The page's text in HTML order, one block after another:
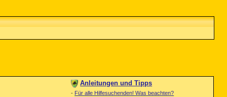
Anleitungen und Tipps
- Für alle Hilfesuchenden! Was beachten?